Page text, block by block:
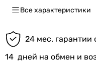
Все характеристики
24 мес. гарантии
14 дней на обмен и